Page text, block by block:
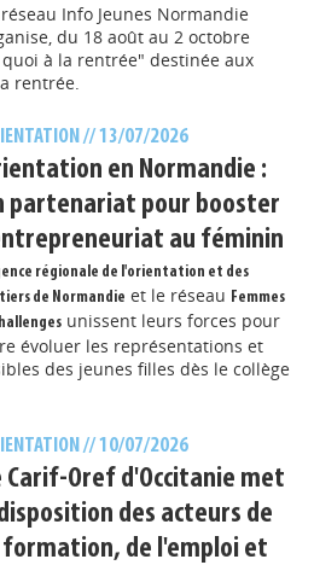
réseau Info Jeunes Normandie
du 18 août au 2 octobre
à la rentrée" destinée aux
rentrée.
// 13/07/2026
en Normandie :
partenariat pour booster
au féminin
régionale de l'orientation et des
de Normandie et le réseau Femmes
unissent leurs forces pour
évoluer les représentations et
des jeunes filles dès le collège
// 10/07/2026
Carif-Oref d'Occitanie met
des acteurs de
formation, de l'emploi et